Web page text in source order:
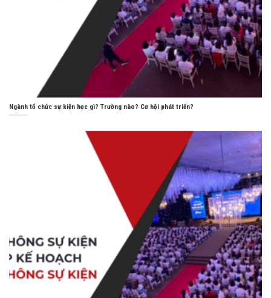
Ngành tổ chức sự kiện học gì? Trường nào? Cơ hội phát triển?